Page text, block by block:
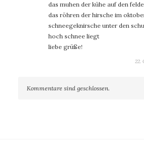
das muhen der kühe auf den
das röhren der hirsche im
schneegeknirsche unter den
hoch schnee liegt
liebe grüße!
22.
Kommentare sind geschlossen.